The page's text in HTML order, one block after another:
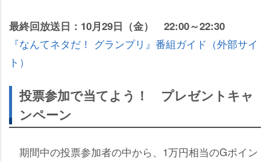
最終回放送日：10月29日（金） 22:00～22:30
『なんてネタだ！ グランプリ』番組ガイド（外部サイ
ト）
投票参加で当てよう！ プレゼントキャ
ンペーン
期間中の投票参加者の中から、1万円相当のGポイン